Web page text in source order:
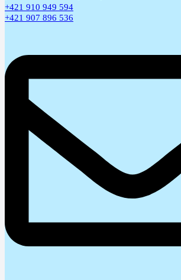
+421 910 949 594
+421 907 896 536